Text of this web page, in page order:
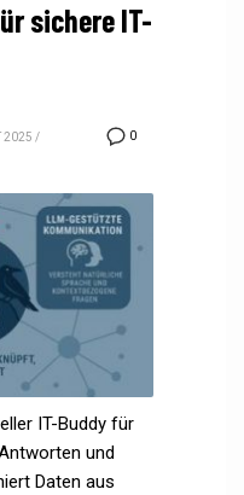
sichere IT-
0
2025 /
IT-Buddy für
und
Daten aus